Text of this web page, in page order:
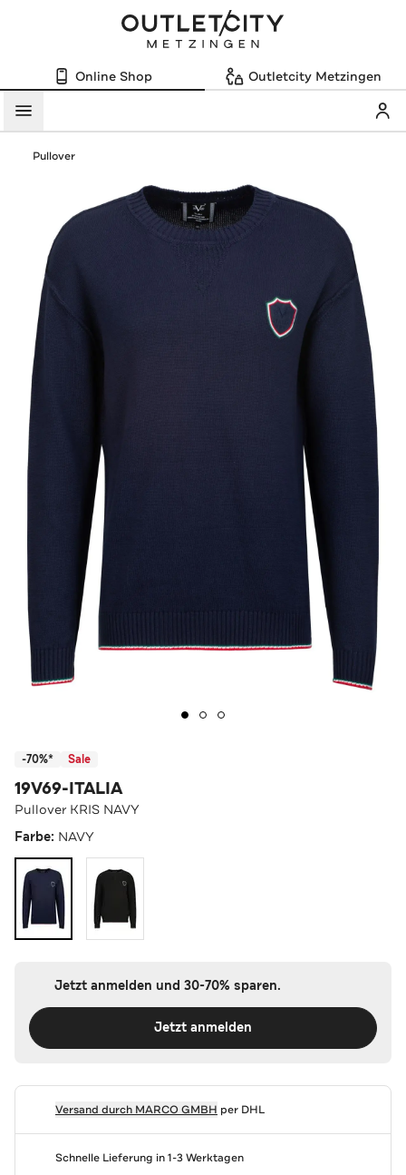
Online Shop Outletcity Metzingen
Menü
Pullover
-70%* Sale
19V69-ITALIA
Pullover KRIS NAVY
Farbe: NAVY
Jetzt anmelden und 30-70% sparen.
Jetzt anmelden
Versand durch MARCO GMBH per DHL
Schnelle Lieferung in 1-3 Werktagen